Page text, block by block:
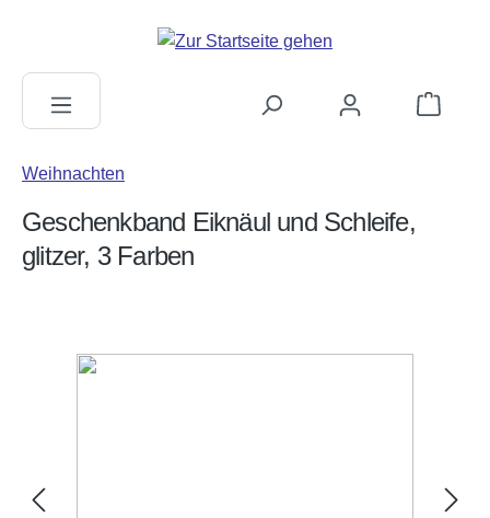
Weihnachten
Geschenkband Eiknäul und Schleife,
glitzer, 3 Farben
Bildergalerie überspringen